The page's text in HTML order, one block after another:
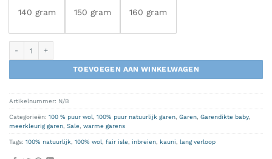
140 gram 150 gram 160 gram
TOEVOEGEN AAN WINKELWAGEN
Artikelnummer: N/B
Categorieën: 100 % puur wol 100% puur natuurlijk garen Garen Garendikte baby,
meerkleurig garen Sale warme garens
Tags: 100% natuurlijk 100% wol fair isle inbreien kauni lang verloop